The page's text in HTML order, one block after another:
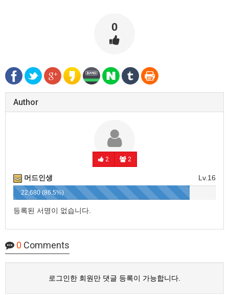
0
Author
2 2
Lv.16
머드인생
22,680 (86.5%)
등록된 서명이 없습니다.
0 Comments
로그인한 회원만 댓글 등록이 가능합니다.